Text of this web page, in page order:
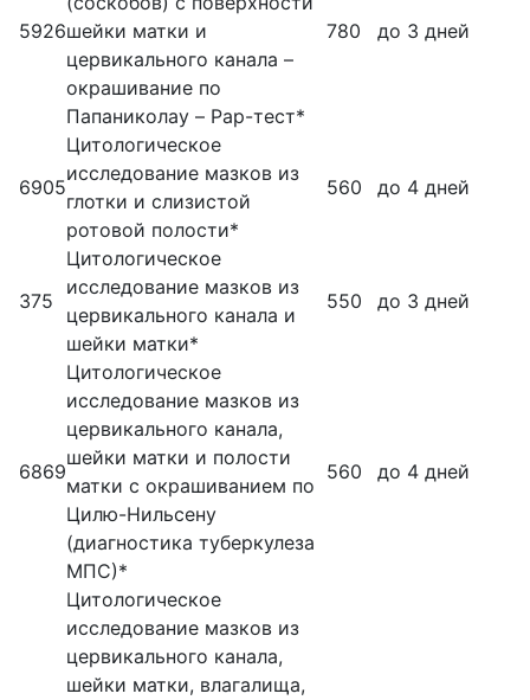
5926шейки матки и
цервикального канала –
окрашивание по
Папаниколау – Pap-тест*
780 до 3 дней
6905
Цитологическое
исследование мазков из
глотки и слизистой
ротовой полости*
560 до 4 дней
375
Цитологическое
исследование мазков из
цервикального канала и
шейки матки*
550 до 3 дней
6869
Цитологическое
исследование мазков из
цервикального канала,
шейки матки и полости
матки с окрашиванием по
Цилю-Нильсену
(диагностика туберкулеза
МПС)*
560 до 4 дней
Цитологическое
исследование мазков из
цервикального канала,
шейки матки, влагалища,